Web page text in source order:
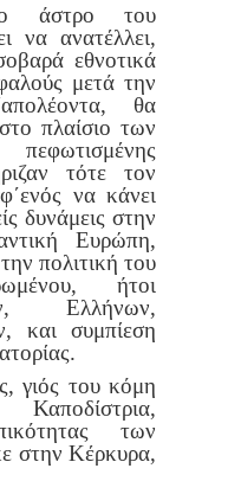
άστρο του
να ανατέλλει,
εθνοτικά
λούς μετά την
θα
πλαίσιο των
τότε τον
να κάνει
δυνάμεις στην
ντική Ευρώπη,
πολιτική του
ήτοι
Ελλήνων,
και συμπίεση
γιός του κόμη
στρια,
των
στην Κέρκυρα,